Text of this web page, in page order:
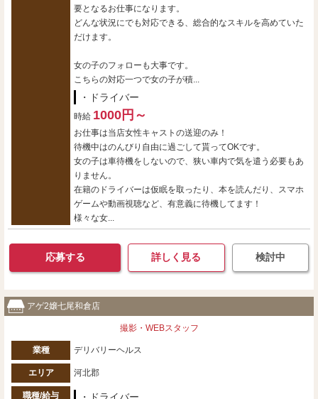
要となるお仕事になります。
どんな状況にでも対応できる、総合的なスキルを高めていた
だけます。
女の子のフォローも大事です。
こちらの対応一つで女の子が積...
・ドライバー
時給 1000円～
お仕事は当店女性キャストの送迎のみ！
待機中はのんびり自由に過ごして貰ってOKです。
女の子は車待機をしないので、狭い車内で気を遣う必要もあ
りません。
在籍のドライバーは仮眠を取ったり、本を読んだり、スマホ
ゲームや動画視聴など、有意義に待機してます！
様々な女...
応募する 詳しく見る 検討中
アゲ2嬢七尾和倉店
撮影・WEBスタッフ
業種 デリバリーヘルス
エリア 河北郡
職種/給与